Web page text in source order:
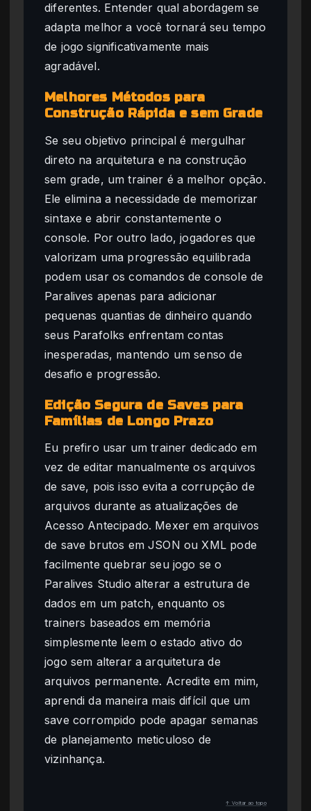
diferentes. Entender qual abordagem se
adapta melhor a você tornará seu tempo
de jogo significativamente mais
agradável.
Melhores Métodos para
Construção Rápida e sem Grade
Se seu objetivo principal é mergulhar
direto na arquitetura e na construção
sem grade, um trainer é a melhor opção.
Ele elimina a necessidade de memorizar
sintaxe e abrir constantemente o
console. Por outro lado, jogadores que
valorizam uma progressão equilibrada
podem usar os comandos de console de
Paralives apenas para adicionar
pequenas quantias de dinheiro quando
seus Parafolks enfrentam contas
inesperadas, mantendo um senso de
desafio e progressão.
Edição Segura de Saves para
Famílias de Longo Prazo
Eu prefiro usar um trainer dedicado em
vez de editar manualmente os arquivos
de save, pois isso evita a corrupção de
arquivos durante as atualizações de
Acesso Antecipado. Mexer em arquivos
de save brutos em JSON ou XML pode
facilmente quebrar seu jogo se o
Paralives Studio alterar a estrutura de
dados em um patch, enquanto os
trainers baseados em memória
simplesmente leem o estado ativo do
jogo sem alterar a arquitetura de
arquivos permanente. Acredite em mim,
aprendi da maneira mais difícil que um
save corrompido pode apagar semanas
de planejamento meticuloso de
vizinhança.
↑ Voltar ao topo